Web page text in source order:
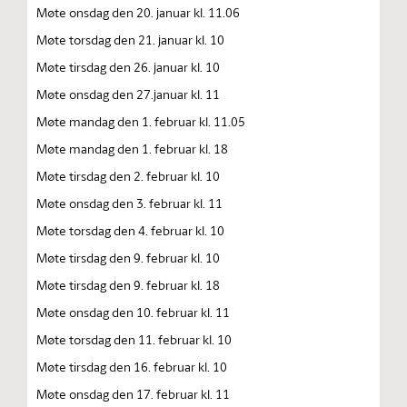
Møte onsdag den 20. januar kl. 11.06
Møte torsdag den 21. januar kl. 10
Møte tirsdag den 26. januar kl. 10
Møte onsdag den 27.januar kl. 11
Møte mandag den 1. februar kl. 11.05
Møte mandag den 1. februar kl. 18
Møte tirsdag den 2. februar kl. 10
Møte onsdag den 3. februar kl. 11
Møte torsdag den 4. februar kl. 10
Møte tirsdag den 9. februar kl. 10
Møte tirsdag den 9. februar kl. 18
Møte onsdag den 10. februar kl. 11
Møte torsdag den 11. februar kl. 10
Møte tirsdag den 16. februar kl. 10
Møte onsdag den 17. februar kl. 11